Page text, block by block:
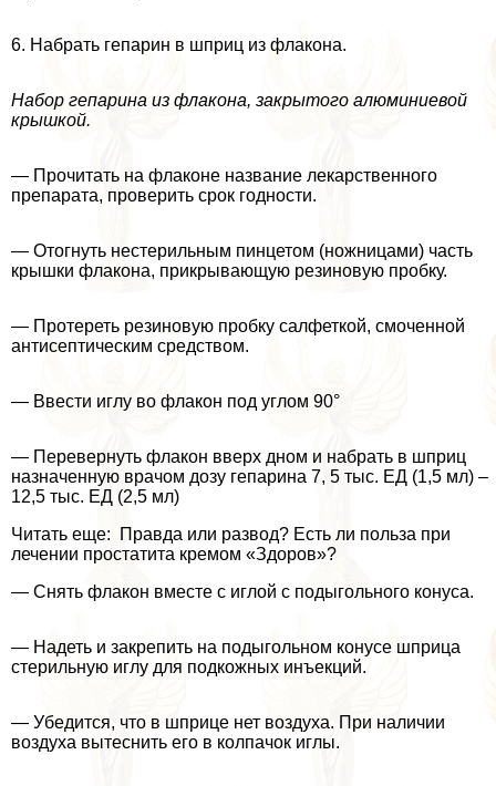
6. Набрать гепарин в шприц из флакона.
Набор гепарина из флакона, закрытого алюминиевой
крышкой.
— Прочитать на флаконе название лекарственного
препарата, проверить срок годности.
— Отогнуть нестерильным пинцетом (ножницами) часть
крышки флакона, прикрывающую резиновую пробку.
— Протереть резиновую пробку салфеткой, смоченной
антисептическим средством.
— Ввести иглу во флакон под углом 90°
— Перевернуть флакон вверх дном и набрать в шприц
назначенную врачом дозу гепарина 7, 5 тыс. ЕД (1,5 мл) –
12,5 тыс. ЕД (2,5 мл)
Читать еще: Правда или развод? Есть ли польза при
лечении пpocтатита кремом «Здоров»?
— Снять флакон вместе с иглой с подыгольного конуса.
— Надеть и закрепить на подыгольном конусе шприца
стерильную иглу для подкожных инъекций.
— Убедится, что в шприце нет воздуха. При наличии
воздуха вытеснить его в колпачок иглы.